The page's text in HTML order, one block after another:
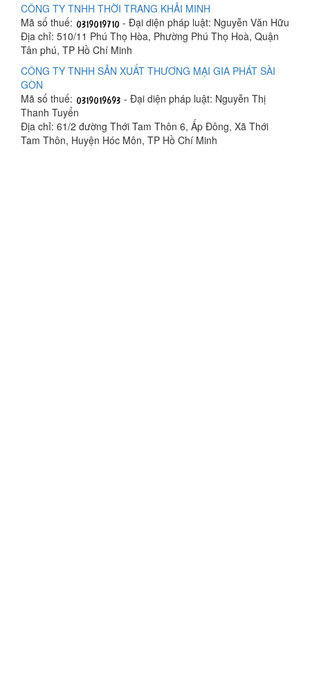
CÔNG TY TNHH THỜI TRANG KHẢI MINH
Mã số thuế:
- Đại diện pháp luật: Nguyễn Văn Hữu
Địa chỉ: 510/11 Phú Thọ Hòa, Phường Phú Thọ Hoà, Quận
Tân phú, TP Hồ Chí Minh
CÔNG TY TNHH SẢN XUẤT THƯƠNG MẠI GIA PHÁT SÀI
GÒN
Mã số thuế:
- Đại diện pháp luật: Nguyễn Thị
Thanh Tuyển
Địa chỉ: 61/2 đường Thới Tam Thôn 6, Ấp Đông, Xã Thới
Tam Thôn, Huyện Hóc Môn, TP Hồ Chí Minh